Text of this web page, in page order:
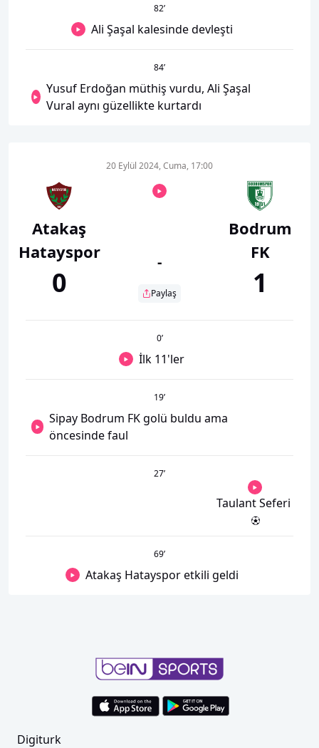
82’
Ali Şaşal kalesinde devleşti
84’
Yusuf Erdoğan müthiş vurdu, Ali Şaşal
Vural aynı güzellikte kurtardı
Atakaş
Hatayspor
0
20 Eylül 2024, Cuma, 17:00
-
Paylaş
Bodrum
FK
1
0’
İlk 11'ler
19’
Sipay Bodrum FK golü buldu ama
öncesinde faul
27’
Taulant Seferi
69’
Atakaş Hatayspor etkili geldi
Digiturk